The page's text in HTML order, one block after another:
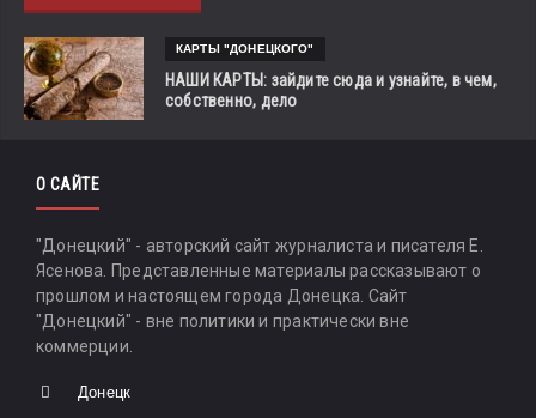
КАРТЫ "ДОНЕЦКОГО"
НАШИ КАРТЫ: зайдите сюда и узнайте, в чем,
собственно, дело
О САЙТЕ
"Донецкий" - авторский сайт журналиста и писателя Е.
Ясенова. Представленные материалы рассказывают о
прошлом и настоящем города Донецка. Сайт
"Донецкий" - вне политики и практически вне
коммерции.
Донецк